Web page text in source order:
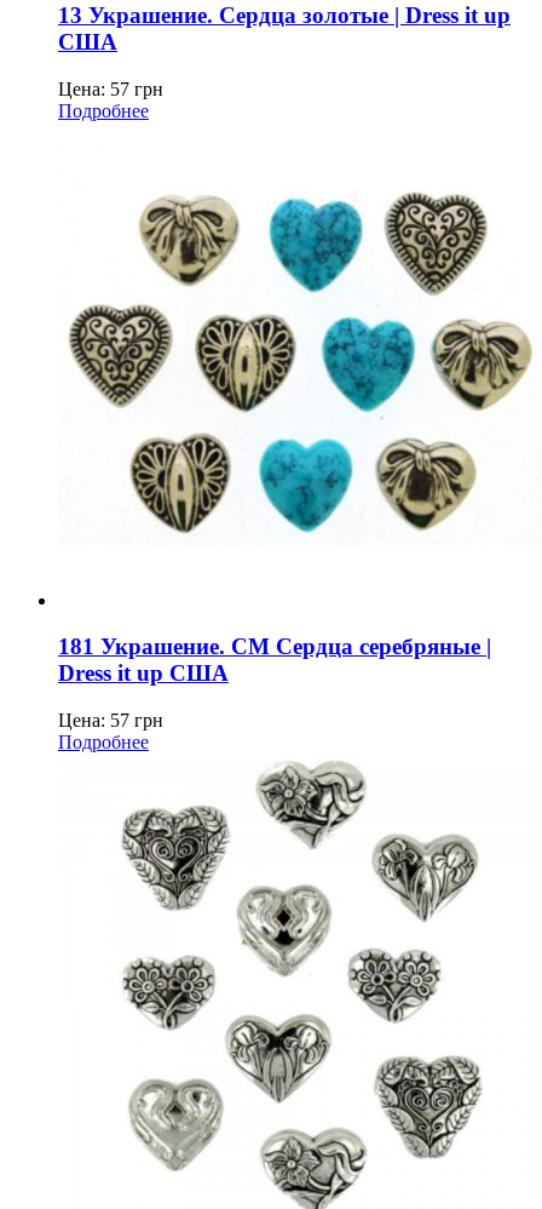
13 Украшение. Сердца золотые | Dress it up
США
Цена: 57 грн
Подробнее
181 Украшение. СМ Сердца серебряные |
Dress it up США
Цена: 57 грн
Подробнее